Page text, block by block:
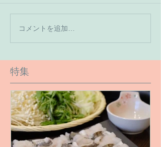
【６月１６日のご予約状
況です】
コメントを追加…
特集